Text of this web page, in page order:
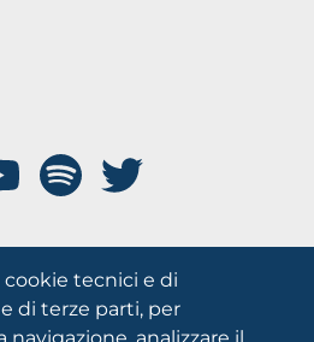
tecnici e di
di terze parti, per